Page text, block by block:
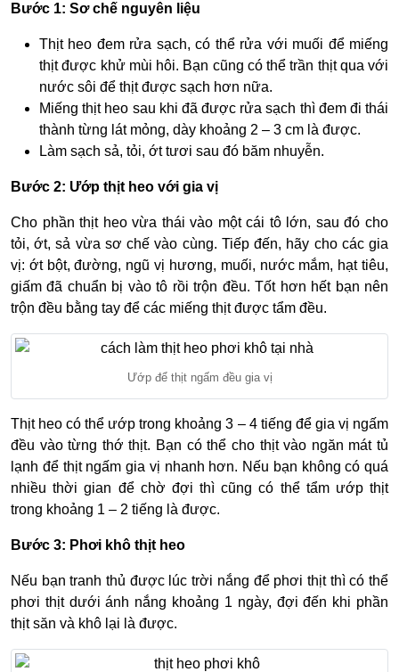
Bước 1: Sơ chế nguyên liệu
Thịt heo đem rửa sạch, có thể rửa với muối để miếng
thịt được khử mùi hôi. Bạn cũng có thể trần thịt qua với
nước sôi để thịt được sạch hơn nữa.
Miếng thịt heo sau khi đã được rửa sạch thì đem đi thái
thành từng lát mỏng, dày khoảng 2 – 3 cm là được.
Làm sạch sả, tỏi, ớt tươi sau đó băm nhuyễn.
Bước 2: Ướp thịt heo với gia vị
Cho phần thịt heo vừa thái vào một cái tô lớn, sau đó cho
tỏi, ớt, sả vừa sơ chế vào cùng. Tiếp đến, hãy cho các gia
vị: ớt bột, đường, ngũ vị hương, muối, nước mắm, hạt tiêu,
giấm đã chuẩn bị vào tô rồi trộn đều. Tốt hơn hết bạn nên
trộn đều bằng tay để các miếng thịt được tẩm đều.
Ướp để thịt ngấm đều gia vị
Thịt heo có thể ướp trong khoảng 3 – 4 tiếng để gia vị ngấm
đều vào từng thớ thịt. Bạn có thể cho thịt vào ngăn mát tủ
lạnh để thịt ngấm gia vị nhanh hơn. Nếu bạn không có quá
nhiều thời gian để chờ đợi thì cũng có thể tẩm ướp thịt
trong khoảng 1 – 2 tiếng là được.
Bước 3: Phơi khô thịt heo
Nếu bạn tranh thủ được lúc trời nắng để phơi thịt thì có thể
phơi thịt dưới ánh nắng khoảng 1 ngày, đợi đến khi phần
thịt săn và khô lại là được.